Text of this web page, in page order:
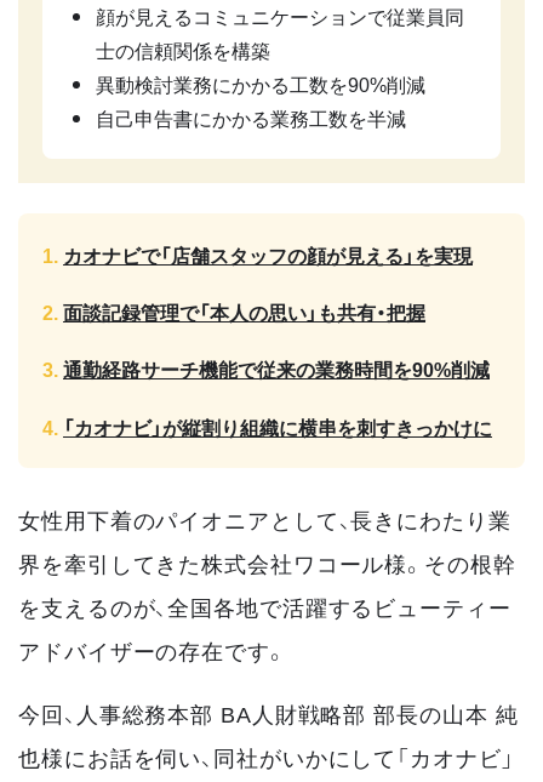
顔が見えるコミュニケーションで従業員同
士の信頼関係を構築
異動検討業務にかかる工数を90%削減
自己申告書にかかる業務工数を半減
カオナビで「店舗スタッフの顔が見える」を実現
面談記録管理で「本人の思い」も共有・把握
通勤経路サーチ機能で従来の業務時間を90%削減
「カオナビ」が縦割り組織に横串を刺すきっかけに
女性用下着のパイオニアとして、長きにわたり業
界を牽引してきた株式会社ワコール様。その根幹
を支えるのが、全国各地で活躍するビューティー
アドバイザーの存在です。
今回、人事総務本部 BA人財戦略部 部長の山本 純
也様にお話を伺い、同社がいかにして「カオナビ」